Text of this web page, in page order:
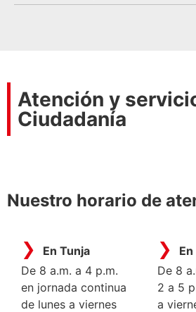
Atención y
Ciudadanía
Nuestro horario de
En Tunja
De 8 a.m. a 4 p.m.
en jornada continua
de lunes a viernes
De 8
2 a 5
a